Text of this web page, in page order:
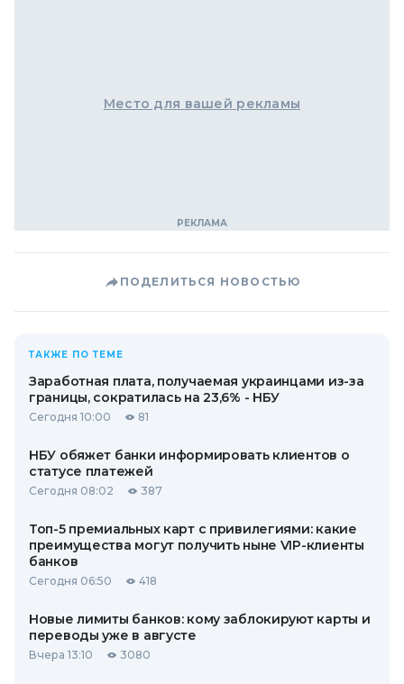
Место для вашей рекламы
ПОДЕЛИТЬСЯ НОВОСТЬЮ
ТАКЖЕ ПО ТЕМЕ
Заработная плата, получаемая украинцами из-за
границы, сократилась на 23,6% - НБУ
Сегодня 10:00 81
НБУ обяжет банки информировать клиентов о
статусе платежей
Сегодня 08:02 387
Топ-5 премиальных карт с привилегиями: какие
преимущества могут получить ныне VIP-клиенты
банков
Сегодня 06:50 418
Новые лимиты банков: кому заблокируют карты и
переводы уже в августе
Вчера 13:10 3080